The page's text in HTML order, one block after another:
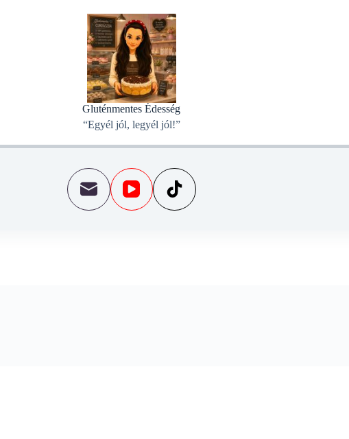
Gluténmentes Édesség
“Egyél jól, legyél jól!”